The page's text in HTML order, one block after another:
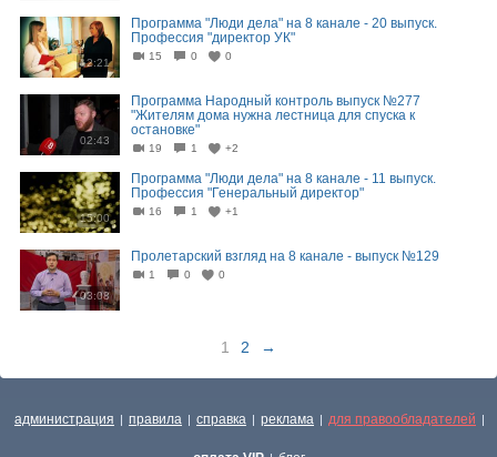
12:21
Программа "Люди дела" на 8 канале - 20 выпуск.
Профессия "директор УК"
15 0 0
02:43
Программа Народный контроль выпуск №277
"Жителям дома нужна лестница для спуска к
остановке"
19 1 +2
15:00
Программа "Люди дела" на 8 канале - 11 выпуск.
Профессия "Генеральный директор"
16 1 +1
03:08
Пролетарский взгляд на 8 канале - выпуск №129
1 0 0
1 2 →
администрация | правила | справка | реклама | для правообладателей |